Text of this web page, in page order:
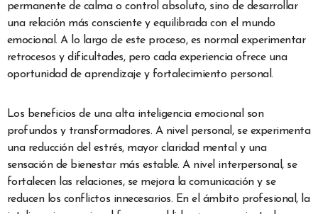
permanente de calma o control absoluto, sino de desarrollar
una relación más consciente y equilibrada con el mundo
emocional. A lo largo de este proceso, es normal experimentar
retrocesos y dificultades, pero cada experiencia ofrece una
oportunidad de aprendizaje y fortalecimiento personal.
Los beneficios de una alta inteligencia emocional son
profundos y transformadores. A nivel personal, se experimenta
una reducción del estrés, mayor claridad mental y una
sensación de bienestar más estable. A nivel interpersonal, se
fortalecen las relaciones, se mejora la comunicación y se
reducen los conflictos innecesarios. En el ámbito profesional, la